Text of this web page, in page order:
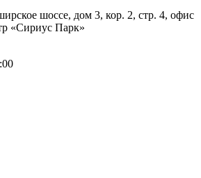
шоссе, дом 3, кор. 2, стр. 4, офис
«Сириус Парк»